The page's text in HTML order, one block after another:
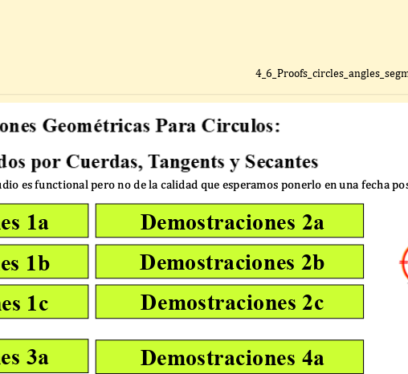
1a Demostraciones 2a
3a Demostraciones 4a
1b Demostraciones 2b
1c Demostraciones 2c
es functional pero no de la calidad que esperamos ponerlo en una fecha